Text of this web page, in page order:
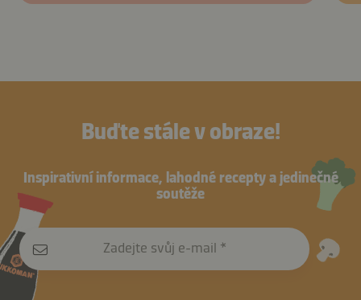
Buďte stále v obraze!
Inspirativní informace, lahodné recepty a jedinečné
soutěže
Zadejte svůj e-mail